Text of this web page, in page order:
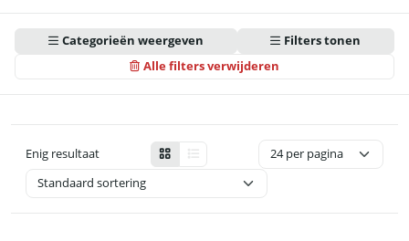
Categorieën weergeven
Alle filters verwijderen
Filters tonen
Enig resultaat